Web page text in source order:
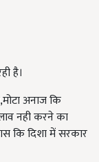
है।
अनाज कि
नही करने का
कि दिशा में सरकार